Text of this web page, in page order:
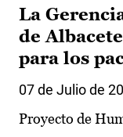
La
de
para los
07 de Julio de
Proyecto de